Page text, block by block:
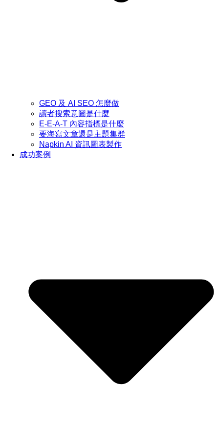
GEO 及 AI SEO 怎麼做
讀者搜索意圖是什麼
E-E-A-T 內容指標是什麼
要海寫文章還是主題集群
Napkin AI 資訊圖表製作
成功案例